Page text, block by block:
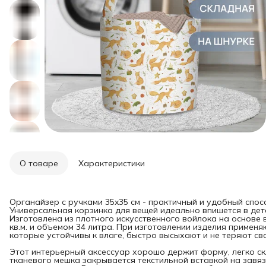
О товаре Характеристики
Органайзер с ручками 35x35 см - практичный и удобный
Универсальная корзинка для вещей идеально впишется в
Изготовлена из плотного искусственного войлока на
кв.м. и объемом 34 литра. При изготовлении изделия
которые устойчивы к влаге, быстро высыхают и не теряют
Этот интерьерный аксессуар хорошо держит форму, легко
тканевого мешка закрывается текстильной вставкой на